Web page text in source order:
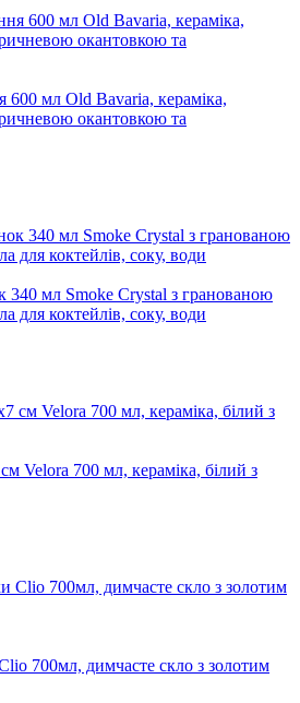
600 мл Old Bavaria, кераміка,
окантовкою та
340 мл Smoke Crystal з гранованою
для коктейлів, соку, води
Velora 700 мл, кераміка, білий з
700мл, димчасте скло з золотим